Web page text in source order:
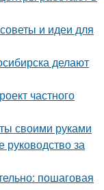
и идеи для
делают
частного
своими руками
за
пошаговая